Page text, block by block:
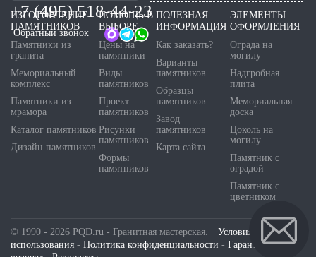
+7 (495) 518-44-23
Обратный звонок
ИЗГОТОВЛЕНИЕ
ПАМЯТНИКОВ
Памятники из
гранита
Мемориальный
комплекс
Памятники из
мрамора
Каталог памятников
Дизайн памятников
ПОМОЩЬ В
ВЫБОРЕ
Цены на
памятники
Виды
памятников
Проект
памятников
Рисунки
памятников
Формы
памятников
ПОЛЕЗНАЯ
ИНФОРМАЦИЯ
Как заказать?
Варианты
памятников
Образцы
памятников
Завод
памятников
Карта сайта
ЭЛЕМЕНТЫ
ОФОРМЛЕНИЯ
Ограда на
могилу
Надгробная
плита
Мемориальная
доска
Цоколь на
могилу
Памятник с
оградой
Памятник с
цветником
© 1990 - 2026 PQD.ru - Гранитная мастерская. Условия
использования - Политика конфиденциальности - Гарантия и